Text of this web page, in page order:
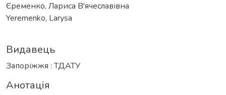
Єременко, Лариса В'ячеславівна
Yeremenko, Larysa
Видавець
Запоріжжя : ТДАТУ
Анотація